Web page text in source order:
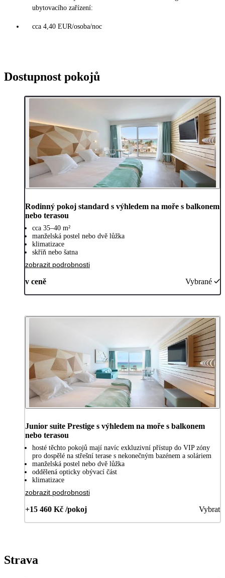
ubytovacího zařízení:
cca 4,40 EUR/osoba/noc
Dostupnost pokojů
Rodinný pokoj standard s výhledem na moře s balkonem
nebo terasou
cca 35–40 m²
manželská postel nebo dvě lůžka
klimatizace
skříň nebo šatna
zobrazit podrobnosti
v ceně Vybrané
Junior suite Prestige s výhledem na moře s balkonem
nebo terasou
hosté těchto pokojů mají navíc exkluzivní přístup do VIP zóny
pro dospělé na střešní terase s nekonečným bazénem a soláriem
manželská postel nebo dvě lůžka
oddělená opticky obývací část
klimatizace
zobrazit podrobnosti
+15 460 Kč /pokoj Vybrat
Strava